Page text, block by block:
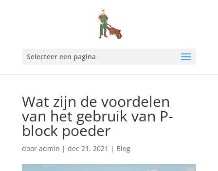
Selecteer een pagina
Wat zijn de voordelen
van het gebruik van P-
block poeder
door admin | dec 21, 2021 | Blog